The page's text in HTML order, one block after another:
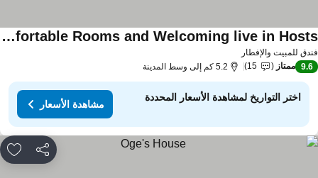
للمبيت والإفطار
Very Comfortable Rooms and Welcoming live in Hosts
9.6 ممتاز 15 5.2 كم إلى وسط المدينة
اختر التواريخ لمشاهدة الأسعار المحددة
مشاهدة الأسعار
مشاركة